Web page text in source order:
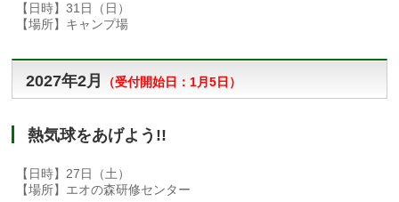
【日時】31日（日）
【場所】キャンプ場
2027年2月 （受付開始日：1月5日）
熱気球をあげよう!!
【日時】27日（土）
【場所】エオの森研修センター